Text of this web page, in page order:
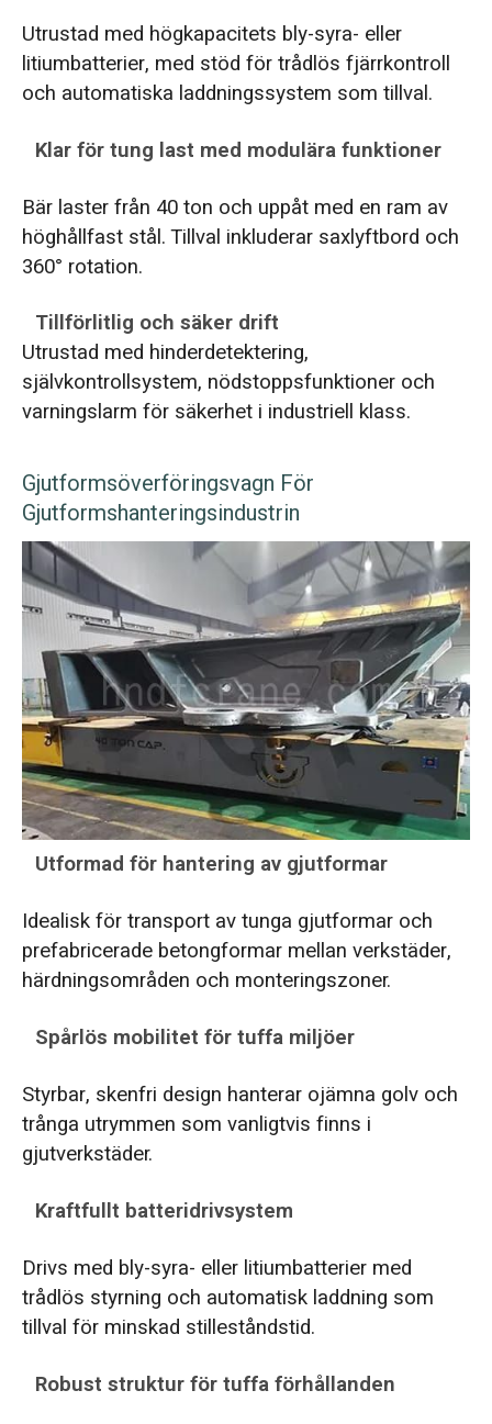
Utrustad med högkapacitets bly-syra- eller
litiumbatterier, med stöd för trådlös fjärrkontroll
och automatiska laddningssystem som tillval.
Klar för tung last med modulära funktioner
Bär laster från 40 ton och uppåt med en ram av
höghållfast stål. Tillval inkluderar saxlyftbord och
360° rotation.
Tillförlitlig och säker drift
Utrustad med hinderdetektering,
självkontrollsystem, nödstoppsfunktioner och
varningslarm för säkerhet i industriell klass.
Gjutformsöverföringsvagn För
Gjutformshanteringsindustrin
Utformad för hantering av gjutformar
Idealisk för transport av tunga gjutformar och
prefabricerade betongformar mellan verkstäder,
härdningsområden och monteringszoner.
Spårlös mobilitet för tuffa miljöer
Styrbar, skenfri design hanterar ojämna golv och
trånga utrymmen som vanligtvis finns i
gjutverkstäder.
Kraftfullt batteridrivsystem
Drivs med bly-syra- eller litiumbatterier med
trådlös styrning och automatisk laddning som
tillval för minskad stilleståndstid.
Robust struktur för tuffa förhållanden